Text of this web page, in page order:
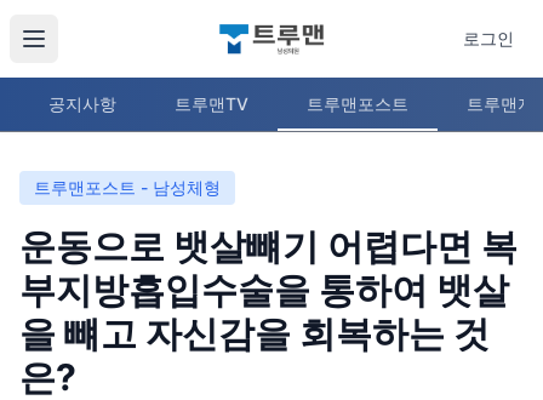
로그인
공지사항 트루맨TV 트루맨포스트 트루맨지
트루맨포스트 - 남성체형
운동으로 뱃살뺴기 어렵다면 복
부지방흡입수술을 통하여 뱃살
을 뺴고 자신감을 회복하는 것
은?